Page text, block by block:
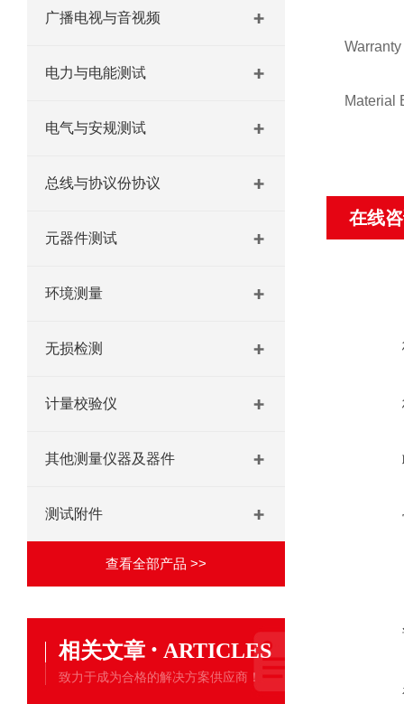
广播电视与音视频
电力与电能测试
电气与安规测试
总线与协议份协议
元器件测试
环境测量
无损检测
计量校验仪
其他测量仪器及器件
测试附件
查看全部产品 >>
相关文章 · ARTICLES
致力于成为合格的解决方案供应商！
Material
在线